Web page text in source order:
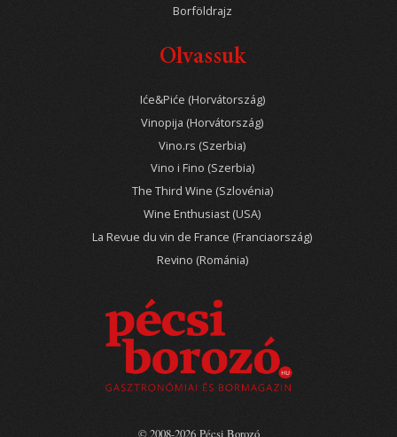
Borföldrajz
Olvassuk
Iće&Piće (Horvátország)
Vinopija (Horvátország)
Vino.rs (Szerbia)
Vino i Fino (Szerbia)
The Third Wine (Szlovénia)
Wine Enthusiast (USA)
La Revue du vin de France (Franciaország)
Revino (Románia)
© 2008-2026 Pécsi Borozó